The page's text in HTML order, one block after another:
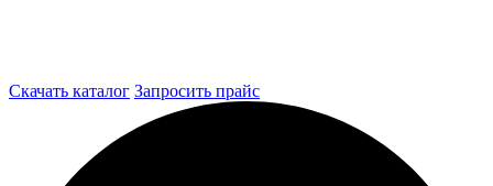
Скачать каталог Запросить прайс